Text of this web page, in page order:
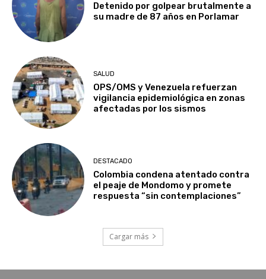
Detenido por golpear brutalmente a
su madre de 87 años en Porlamar
SALUD
OPS/OMS y Venezuela refuerzan
vigilancia epidemiológica en zonas
afectadas por los sismos
DESTACADO
Colombia condena atentado contra
el peaje de Mondomo y promete
respuesta “sin contemplaciones”
Cargar más